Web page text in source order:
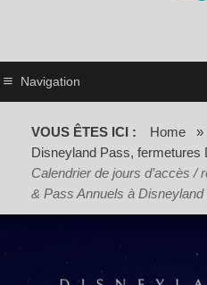
Navigation
VOUS ÊTES ICI : Home »
Disneyland Pass, fermetures
Calendrier de jours d’accès /
& Pass Annuels à Disneyland